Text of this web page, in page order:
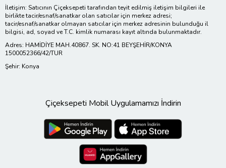
İletişim: Satıcının Çiçeksepeti tarafından teyit edilmiş iletişim bilgileri ile
birlikte tacir/esnaf/sanatkar olan satıcılar için merkez adresi;
tacir/esnaf/sanatkar olmayan satıcılar için merkez adresinin bulunduğu il
bilgisi, ad, soyad ve T.C. kimlik numarası kayıt altında bulunmaktadır.
Adres: HAMİDİYE MAH.40867. SK. NO:41 BEYŞEHİR/KONYA
1500052366/42/TUR
Şehir: Konya
Çiçeksepeti Mobil Uygulamamızı İndirin